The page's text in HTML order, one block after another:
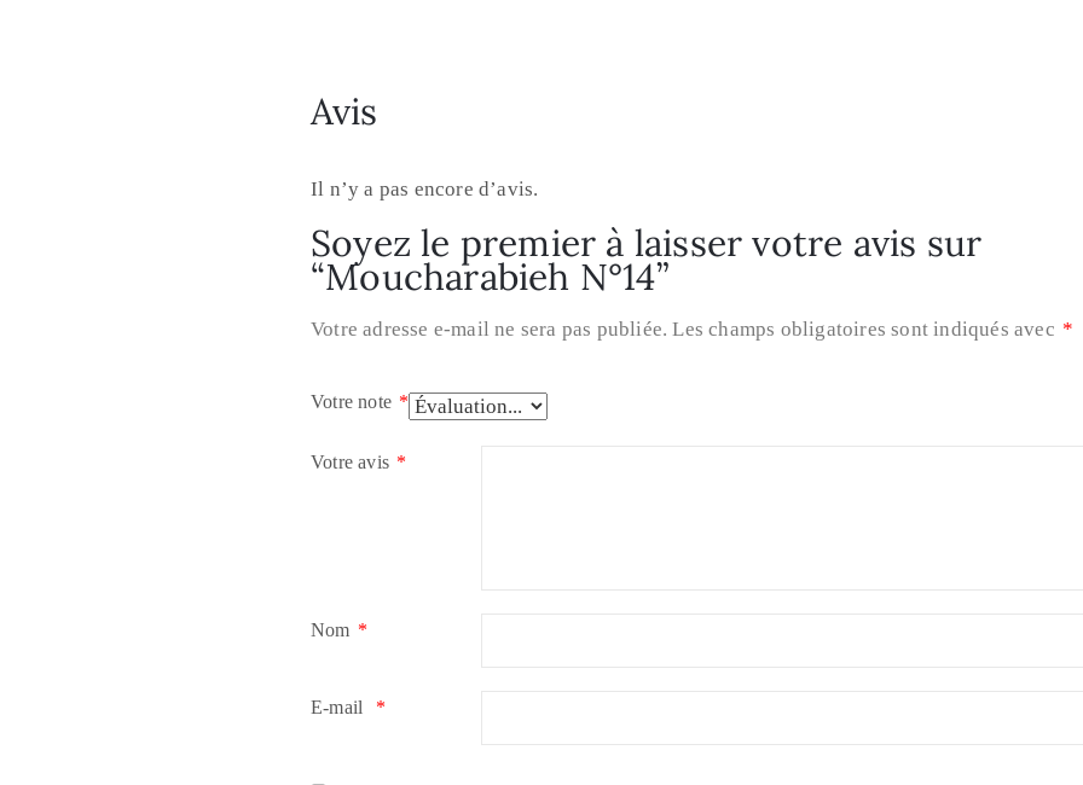
Avis
Il n’y a pas encore d’avis.
Soyez le premier à laisser votre avis sur
“Moucharabieh N°14”
Votre adresse e-mail ne sera pas publiée. Les champs obligatoires sont indiqués avec *
Votre note *
Votre avis *
Nom *
E-mail *